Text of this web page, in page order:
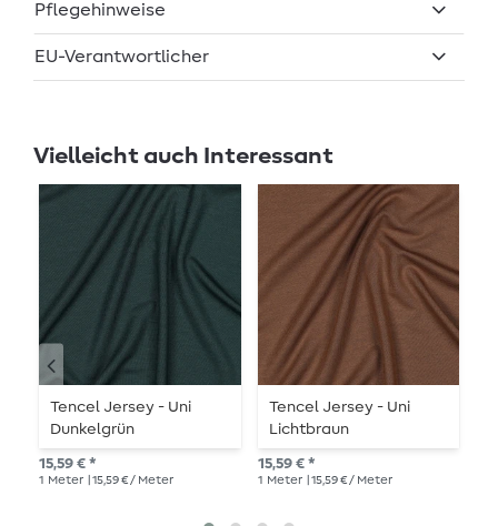
Pflegehinweise
EU-Verantwortlicher
Vielleicht auch Interessant
Tencel Jersey - Uni
Dunkelgrün
15,59 € *
1 Meter | 15,59 € / Meter
Tencel Jersey - Uni
Lichtbraun
15,59 € *
1 Meter | 15,59 € / Meter